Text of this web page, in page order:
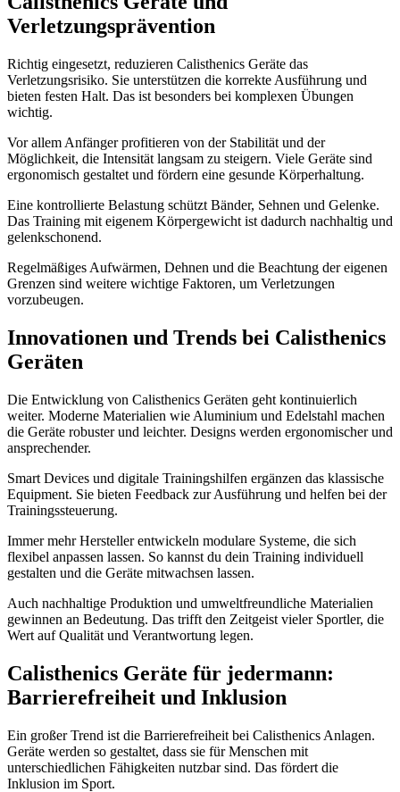
Verletzungsprävention
Richtig eingesetzt, reduzieren Calisthenics Geräte das
Verletzungsrisiko. Sie unterstützen die korrekte Ausführung und
bieten festen Halt. Das ist besonders bei komplexen Übungen
wichtig.
Vor allem Anfänger profitieren von der Stabilität und der
Möglichkeit, die Intensität langsam zu steigern. Viele Geräte sind
ergonomisch gestaltet und fördern eine gesunde Körperhaltung.
Eine kontrollierte Belastung schützt Bänder, Sehnen und Gelenke.
Das Training mit eigenem Körpergewicht ist dadurch nachhaltig und
gelenkschonend.
Regelmäßiges Aufwärmen, Dehnen und die Beachtung der eigenen
Grenzen sind weitere wichtige Faktoren, um Verletzungen
vorzubeugen.
Innovationen und Trends bei Calisthenics
Geräten
Die Entwicklung von Calisthenics Geräten geht kontinuierlich
weiter. Moderne Materialien wie Aluminium und Edelstahl machen
die Geräte robuster und leichter. Designs werden ergonomischer und
ansprechender.
Smart Devices und digitale Trainingshilfen ergänzen das klassische
Equipment. Sie bieten Feedback zur Ausführung und helfen bei der
Trainingssteuerung.
Immer mehr Hersteller entwickeln modulare Systeme, die sich
flexibel anpassen lassen. So kannst du dein Training individuell
gestalten und die Geräte mitwachsen lassen.
Auch nachhaltige Produktion und umweltfreundliche Materialien
gewinnen an Bedeutung. Das trifft den Zeitgeist vieler Sportler, die
Wert auf Qualität und Verantwortung legen.
Calisthenics Geräte für jedermann:
Barrierefreiheit und Inklusion
Ein großer Trend ist die Barrierefreiheit bei Calisthenics Anlagen.
Geräte werden so gestaltet, dass sie für Menschen mit
unterschiedlichen Fähigkeiten nutzbar sind. Das fördert die
Inklusion im Sport.